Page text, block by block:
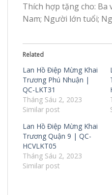
Thích hợp tặng cho: Ba
Nam; Người lớn tuổi;
Related
Lan Hồ Điệp Mừng Khai
Trương Phú Nhuận |
QC-LKT31
Tháng Sáu 2, 2023
Similar post
Lan Hồ Điệp Mừng Khai
Trương Quận 9 | QC-
HCVLKT05
Tháng Sáu 2, 2023
Similar post